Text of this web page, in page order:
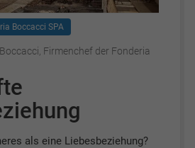
Boccacci SPA
Firmenchef der Fonderia
als eine Liebesbeziehung?